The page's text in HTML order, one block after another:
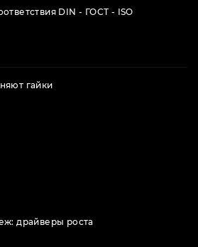
DIN - ГОСТ - ISO
гайки
драйверы роста